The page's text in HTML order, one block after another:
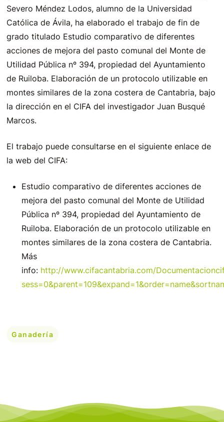
Severo Méndez Lodos, alumno de la Universidad
Católica de Ávila, ha elaborado el trabajo de fin de
grado titulado Estudio comparativo de diferentes
acciones de mejora del pasto comunal del Monte de
Utilidad Pública nº 394, propiedad del Ayuntamiento
de Ruiloba. Elaboración de un protocolo utilizable en
montes similares de la zona costera de Cantabria, bajo
la dirección en el CIFA del investigador Juan Busqué
Marcos.
El trabajo puede consultarse en el siguiente enlace de
la web del CIFA:
Estudio comparativo de diferentes acciones de
mejora del pasto comunal del Monte de Utilidad
Pública nº 394, propiedad del Ayuntamiento de
Ruiloba. Elaboración de un protocolo utilizable en
montes similares de la zona costera de Cantabria.
Más
info: http://www.cifacantabria.com/
Ganadería